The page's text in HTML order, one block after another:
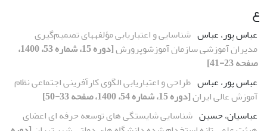
ع
عباس پور، عباس شناسایی و اعتباریابی مؤلفه‏های تصمیم‌گیری
مدیران آموزشی سازمان آموزش‏وپرورش
[دوره 15، شماره 53، 1400،
صفحه 23-41]
عباس پور، عباس طراحی و اعتباریابی الگوی کارآفرینی اجتماعی نظام
آموزش عالی ایران[دوره 15، شماره 54، 1400، صفحه 33-50]
عباسیان، حسین شناسایی شایستگی های توسعه حرفه ای اعضای